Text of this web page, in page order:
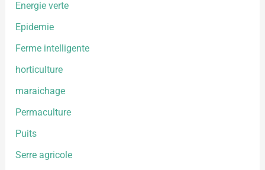
Energie verte
Epidemie
Ferme intelligente
horticulture
maraichage
Permaculture
Puits
Serre agricole